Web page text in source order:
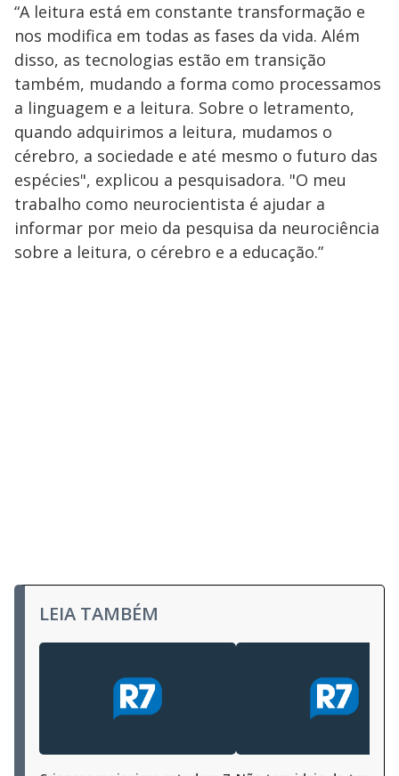
“A leitura está em constante transformação e
nos modifica em todas as fases da vida. Além
disso, as tecnologias estão em transição
também, mudando a forma como processamos
a linguagem e a leitura. Sobre o letramento,
quando adquirimos a leitura, mudamos o
cérebro, a sociedade e até mesmo o futuro das
espécies", explicou a pesquisadora. "O meu
trabalho como neurocientista é ajudar a
informar por meio da pesquisa da neurociência
sobre a leitura, o cérebro e a educação.”
LEIA TAMBÉM